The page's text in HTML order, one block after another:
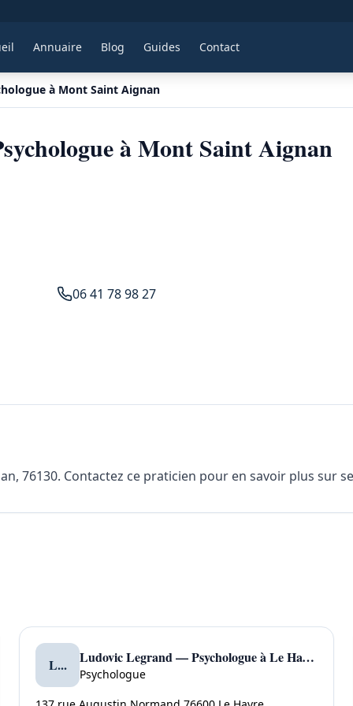
Annuaire Blog Guides Contact
à Mont Saint Aignan
à Mont Saint Aignan
06 41 78 98 27
76130. Contactez ce praticien pour en savoir plus sur
L... Ludovic Legrand — Psychologue à Le Havre
Psychologue